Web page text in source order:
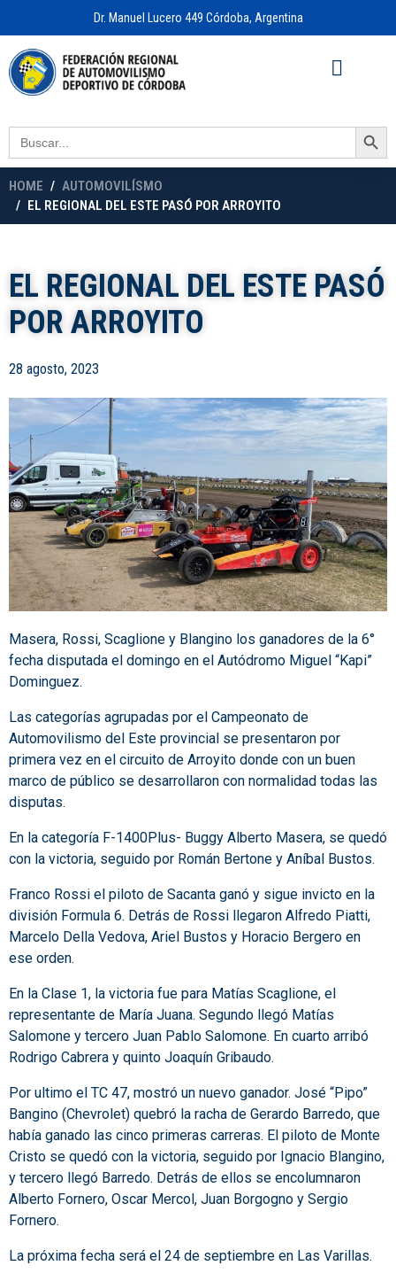
Dr. Manuel Lucero 449 Córdoba, Argentina
Search
for:
Search Button
HOME
AUTOMOVILÍSMO
EL REGIONAL DEL ESTE PASÓ POR ARROYITO
EL REGIONAL DEL ESTE PASÓ
POR ARROYITO
28 agosto, 2023
Masera, Rossi, Scaglione y Blangino los ganadores de la 6°
fecha disputada el domingo en el Autódromo Miguel “Kapi”
Dominguez.
Las categorías agrupadas por el Campeonato de
Automovilismo del Este provincial se presentaron por
primera vez en el circuito de Arroyito donde con un buen
marco de público se desarrollaron con normalidad todas las
disputas.
En la categoría F-1400Plus- Buggy Alberto Masera, se quedó
con la victoria, seguido por Román Bertone y Aníbal Bustos.
Franco Rossi el piloto de Sacanta ganó y sigue invicto en la
división Formula 6. Detrás de Rossi llegaron Alfredo Piatti,
Marcelo Della Vedova, Ariel Bustos y Horacio Bergero en
ese orden.
En la Clase 1, la victoria fue para Matías Scaglione, el
representante de María Juana. Segundo llegó Matías
Salomone y tercero Juan Pablo Salomone. En cuarto arribó
Rodrigo Cabrera y quinto Joaquín Gribaudo.
Por ultimo el TC 47, mostró un nuevo ganador. José “Pipo”
Bangino (Chevrolet) quebró la racha de Gerardo Barredo, que
había ganado las cinco primeras carreras. El piloto de Monte
Cristo se quedó con la victoria, seguido por Ignacio Blangino,
y tercero llegó Barredo. Detrás de ellos se encolumnaron
Alberto Fornero, Oscar Mercol, Juan Borgogno y Sergio
Fornero.
La próxima fecha será el 24 de septiembre en Las Varillas.